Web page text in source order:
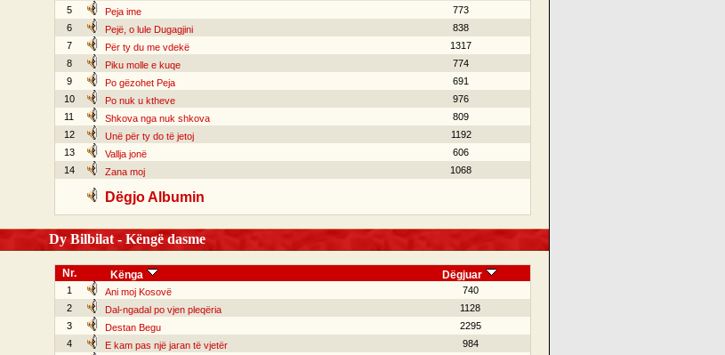
5
Peja ime
773
6
Pejë, o lule Dugagjini
838
7
Për ty du me vdekë
1317
8
Piku molle e kuqe
774
9
Po gëzohet Peja
691
10
Po nuk u ktheve
976
11
Shkova nga nuk shkova
809
12
Unë për ty do të jetoj
1192
13
Vallja jonë
606
14
Zana moj 1068
Dëgjo Albumin
Dy Bilbilat - Këngë dasme
Nr. Kënga Dëgjuar
1 Ani moj Kosovë
740
2
Dal-ngadal po vjen pleqëria
1128
3
Destan Begu
2295
4
E kam pas një jaran të vjetër
984